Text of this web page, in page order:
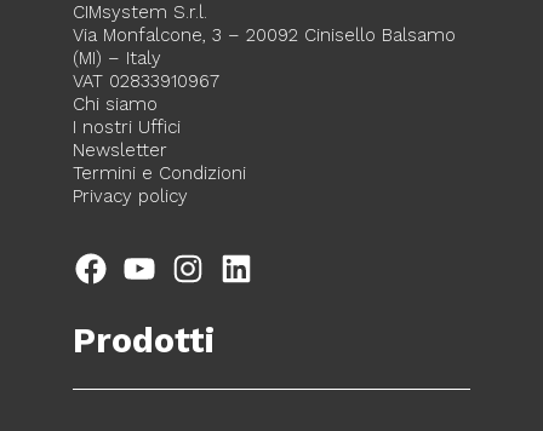
CIMsystem S.r.l.
Via Monfalcone, 3 – 20092 Cinisello Balsamo
(MI) – Italy
VAT 02833910967
Chi siamo
I nostri Uffici
Newsletter
Termini e Condizioni
Privacy policy
FacebookYouTubeInstagram
Prodotti